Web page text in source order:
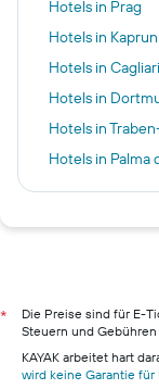
Hotels in Prag
Hotels in Kaprun
Hotels in Cagliari
Hotels in
Hotels in
Hotels in Palma
Hotels in
Hotels in Pillig
Hotels in
Hotels in
*
Die Preise sind für E-
Steuern und Gebühren
KAYAK arbeitet hart
wird keine Garantie